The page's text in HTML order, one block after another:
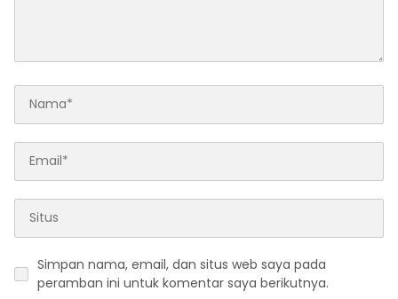
Simpan nama, email, dan situs web saya pada
peramban ini untuk komentar saya berikutnya.